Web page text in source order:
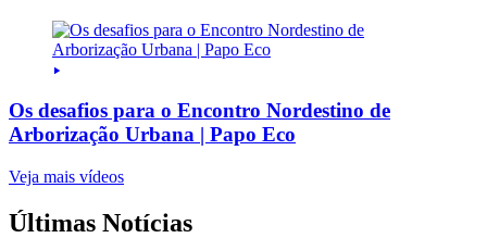
Os desafios para o Encontro Nordestino de
Arborização Urbana | Papo Eco
Veja mais vídeos
Últimas Notícias